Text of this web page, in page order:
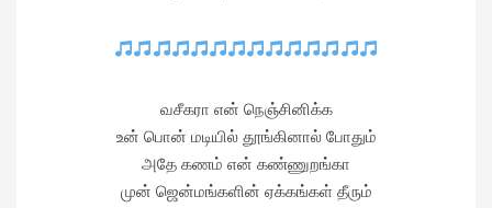
வசீகரா என் நெஞ்சினிக்க
உன் பொன் மடியில் தூங்கினால் போதும்
அதே கணம் என் கண்ணுறங்கா
முன் ஜென்மங்களின் ஏக்கங்கள் தீரும்